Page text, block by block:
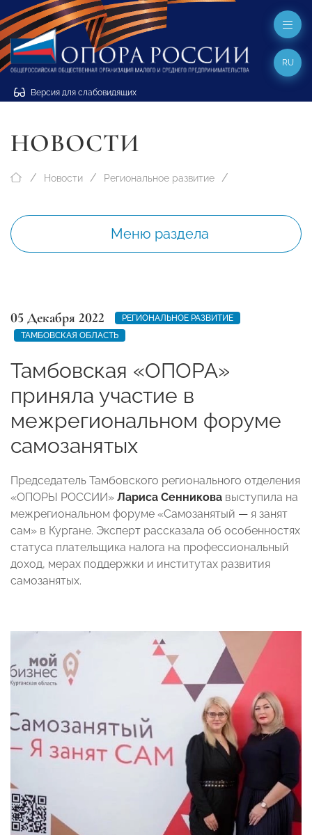
Версия для слабовидящих
RU
НОВОСТИ
Новости Региональное развитие
Меню раздела
05 Декабря 2022
РЕГИОНАЛЬНОЕ РАЗВИТИЕ
ТАМБОВСКАЯ ОБЛАСТЬ
Тамбовская «ОПОРА»
приняла участие в
межрегиональном форуме
самозанятых
Председатель Тамбовского регионального отделения
«ОПОРЫ РОССИИ» Лариса Сенникова выступила на
межрегиональном форуме «Самозанятый — я занят
сам» в Кургане. Эксперт рассказала об особенностях
статуса плательщика налога на профессиональный
доход, мерах поддержки и институтах развития
самозанятых.